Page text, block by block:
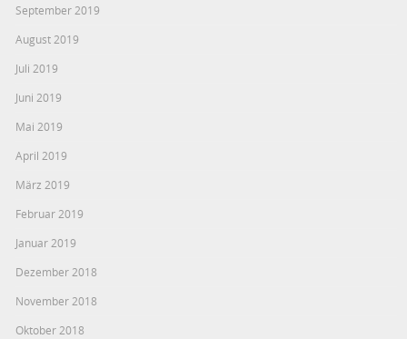
September 2019
August 2019
Juli 2019
Juni 2019
Mai 2019
April 2019
März 2019
Februar 2019
Januar 2019
Dezember 2018
November 2018
Oktober 2018